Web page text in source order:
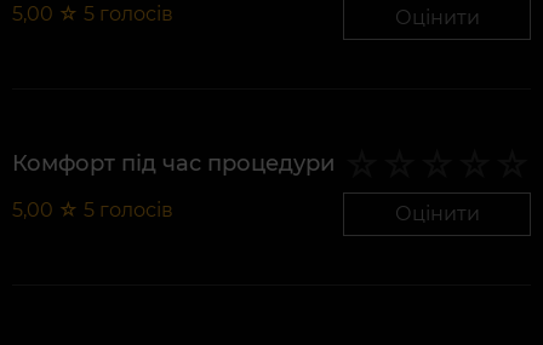
5,00 ☆ 5 голосів Оцінити
Комфорт під час процедури
5,00 ☆ 5 голосів Оцінити